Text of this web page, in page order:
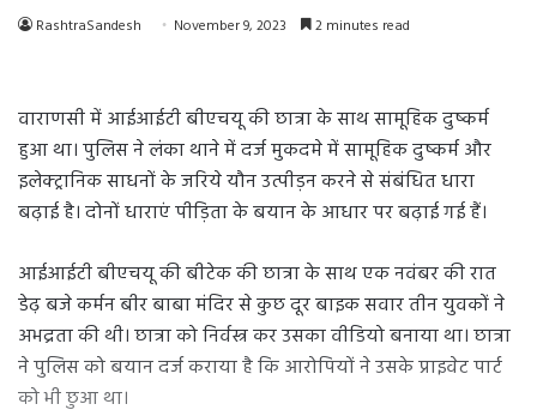
RashtraSandesh November 9, 2023 2 minutes read
वाराणसी में आईआईटी बीएचयू की छात्रा के साथ सामूहिक दुष्कर्म
हुआ था। पुलिस ने लंका थाने में दर्ज मुकदमे में सामूहिक दुष्कर्म और
इलेक्ट्रानिक साधनों के जरिये यौन उत्पीड़न करने से संबंधित धारा
बढ़ाई है। दोनों धाराएं पीड़िता के बयान के आधार पर बढ़ाई गई हैं।
आईआईटी बीएचयू की बीटेक की छात्रा के साथ एक नवंबर की रात
डेढ़ बजे कर्मन बीर बाबा मंदिर से कुछ दूर बाइक सवार तीन युवकों ने
अभद्रता की थी। छात्रा को निर्वस्त्र कर उसका वीडियो बनाया था। छात्रा
ने पुलिस को बयान दर्ज कराया है कि आरोपियों ने उसके प्राइवेट पार्ट
को भी छुआ था।